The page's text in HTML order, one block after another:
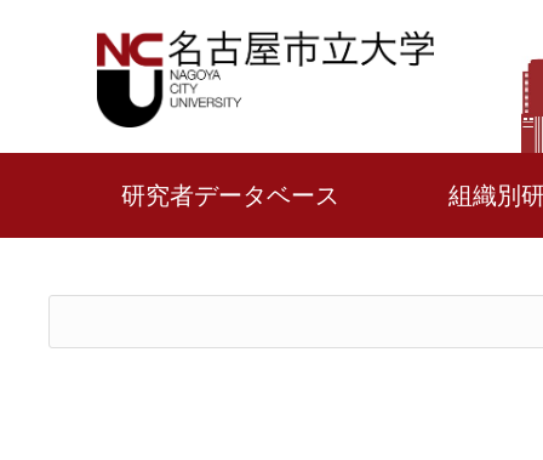
研究者データベース 組織別